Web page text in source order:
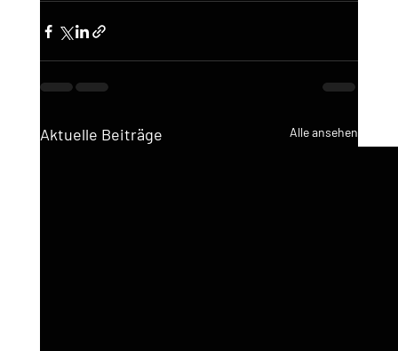
Aktuelle Beiträge Alle ansehen